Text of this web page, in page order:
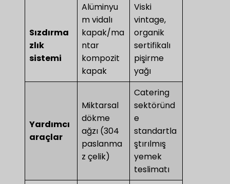
Sızdırma
zlık
sistemi​
Alüminyu
m vidalı
kapak/ma
ntar
kompozit
kapak
Viski
vintage,
organik
sertifikalı
pişirme
yağı
Yardımcı
araçlar
Miktarsal
dökme
ağzı (304
paslanma
z çelik)
Catering
sektöründ
e
standartla
ştırılmış
yemek
teslimatı